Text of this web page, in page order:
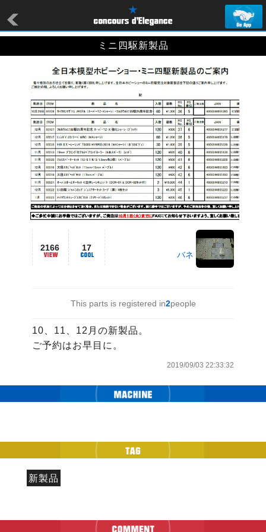
ミニ四駆新製品
2166 17
バネ
This parts is registered in2people
10、11、12月の新製品。
ご予約はお早目に。
2019/09/03 22:33:32
新製品